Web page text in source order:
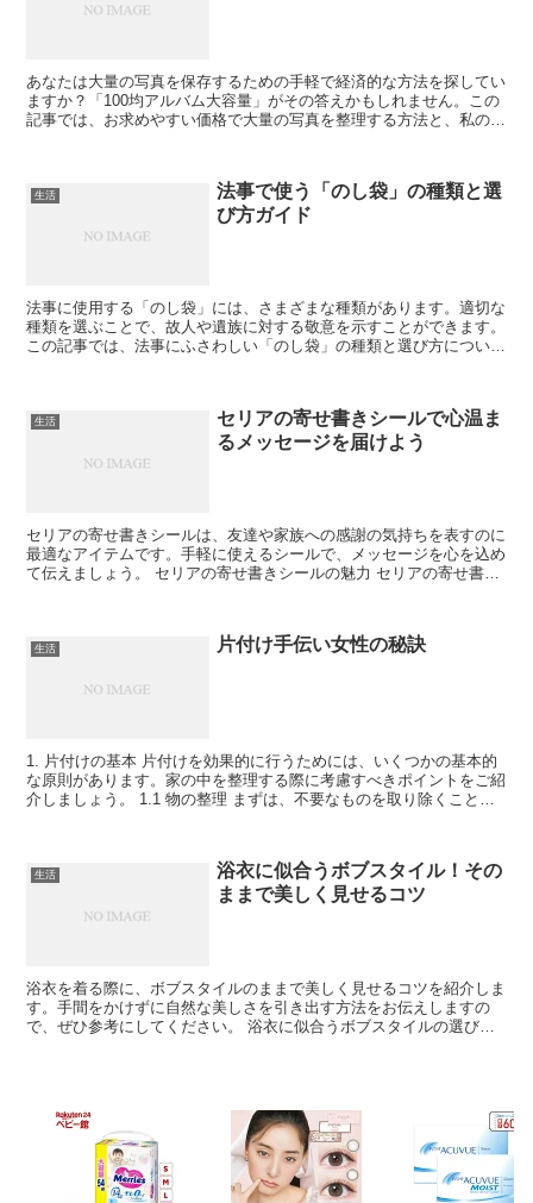
あなたは大量の写真を保存するための手軽で経済的な方法を探してい
ますか？「100均アルバム大容量」がその答えかもしれません。この
記事では、お求めやすい価格で大量の写真を整理する方法と、私の実
生活
法事で使う「のし袋」の種類と選
び方ガイド
法事に使用する「のし袋」には、さまざまな種類があります。適切な
種類を選ぶことで、故人や遺族に対する敬意を示すことができます。
この記事では、法事にふさわしい「のし袋」の種類と選び方について
生活
セリアの寄せ書きシールで心温ま
るメッセージを届けよう
セリアの寄せ書きシールは、友達や家族への感謝の気持ちを表すのに
最適なアイテムです。手軽に使えるシールで、メッセージを心を込め
て伝えましょう。 セリアの寄せ書きシールの魅力 セリアの寄せ書き
生活 片付け手伝い女性の秘訣
1. 片付けの基本 片付けを効果的に行うためには、いくつかの基本的
な原則があります。家の中を整理する際に考慮すべきポイントをご紹
介しましょう。 1.1 物の整理 まずは、不要なものを取り除くことか
生活
浴衣に似合うボブスタイル！その
ままで美しく見せるコツ
浴衣を着る際に、ボブスタイルのままで美しく見せるコツを紹介しま
す。手間をかけずに自然な美しさを引き出す方法をお伝えしますの
で、ぜひ参考にしてください。 浴衣に似合うボブスタイルの選び方